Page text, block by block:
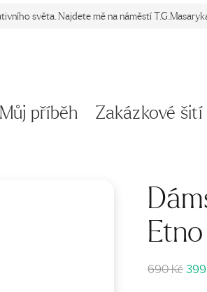
světa. Najdete mě na náměstí
Můj příběh Zakázkové šití
690Kč399